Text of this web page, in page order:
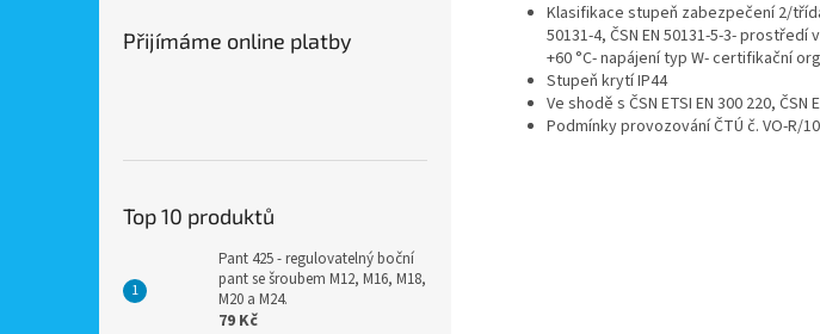
Přijímáme online platby
Top 10 produktů
Pant 425 - regulovatelný boční
pant se šroubem M12, M16, M18,
M20 a M24.
79 Kč
Klasifikace stupeň zabezpečení 2/třída
50131-4, ČSN EN 50131-5-3-
+60 °C- napájení typ W- certifikační
Stupeň krytí IP44
Ve shodě s ČSN ETSI EN 300 220, ČSN
Podmínky provozování ČTÚ č. VO-R/10